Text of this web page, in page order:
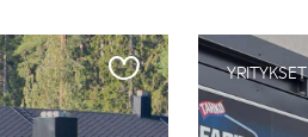
YRITYKSET